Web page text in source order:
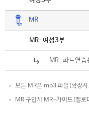
MR
MR-여성3부
MR-파트연습
모든 MR은 mp3 파일(확장
MR 구입시 MR-가이드(멜로